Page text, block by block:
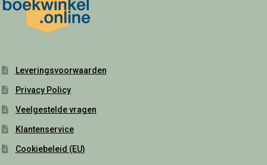
Leveringsvoorwaarden
Privacy Policy
Veelgestelde vragen
Klantenservice
Cookiebeleid (EU)